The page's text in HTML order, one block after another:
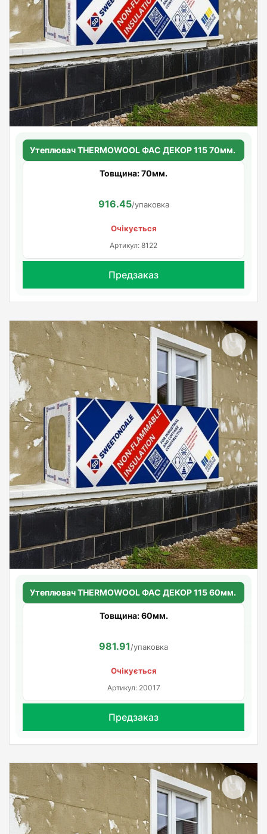
Утеплювач THERMOWOOL ФАС ДЕКОР 115 70мм.
Товщина: 70мм.
916.45/упаковка
Очікується
Артикул: 8122
Предзаказ
Утеплювач THERMOWOOL ФАС ДЕКОР 115 60мм.
Товщина: 60мм.
981.91/упаковка
Очікується
Артикул: 20017
Предзаказ